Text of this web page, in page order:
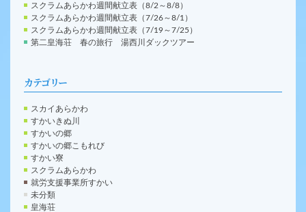
スクラムあらかわ週間献立表（8/2～8/8）
スクラムあらかわ週間献立表（7/26～8/1）
スクラムあらかわ週間献立表（7/19～7/25）
第二皇海荘 春の旅行 湯西川ダックツアー
カテゴリー
スカイあらかわ
すかいきぬ川
すかいの郷
すかいの郷こもれび
すかい寮
スクラムあらかわ
就労支援事業所すかい
未分類
皇海荘